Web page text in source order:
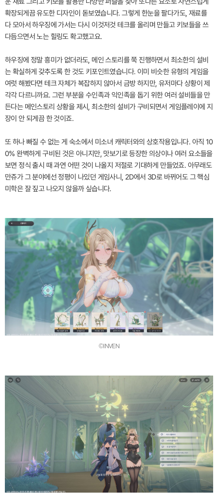
확장되게끔 유도한 디자인이 돋보였습니다. 그렇게 한눈을 팔다가도, 재료를
다 모아서 하우징에 가서는 다시 이것저것 테크를 올리며 만들고 키보들을 쓰
다듬으면서 노는 힐링도 확고했고요.
하우징에 정말 흥미가 없더라도, 메인 스토리를 쭉 진행하면서 최소한의 설비
는 확실하게 갖추도록 한 것도 키포인트였습니다. 이미 비슷한 유형의 게임을
여럿 해봤다면 테크 자체가 복잡하지 않아서 금방 하지만, 유저마다 상황이 제
각각 다르니까요. 그런 부분을 수인족과 익인족을 돕기 위한 여러 설비들을 만
든다는 메인스토리 상황을 제시, 최소한의 설비가 구비되면서 게임플레이에 지
장이 안 되게끔 한 것이죠.
또 하나 빠질 수 없는 게 숙소에서 미소녀 캐릭터와의 상호작용입니다. 아직 10
0% 완벽하게 구비된 것은 아니지만, 맛보기로 등장한 의상이나 여러 요소들을
보면 정식 출시 때 과연 어떤 것이 나올지 저절로 기대하게 만들었죠. 아무래도
만쥬가 그 분야에선 정평이 나있던 게임사니, 2D에서 3D로 바뀌어도 그 핵심
미학은 잘 짚고 나오지 않을까 싶습니다.
©INVEN